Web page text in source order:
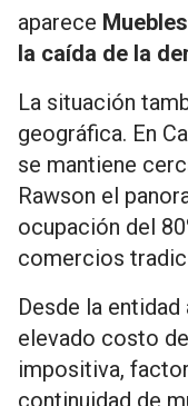
aparece
la caída de la
La situación
geográfica. En
se mantiene
Rawson el
ocupación del
comercios
Desde la
elevado costo
impositiva,
continuidad de